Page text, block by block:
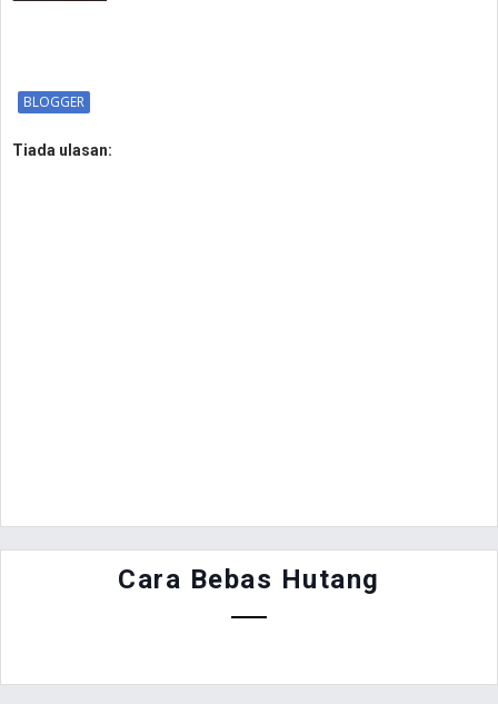
BLOGGER
Tiada ulasan:
Cara Bebas Hutang